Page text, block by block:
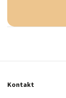
Kontakt